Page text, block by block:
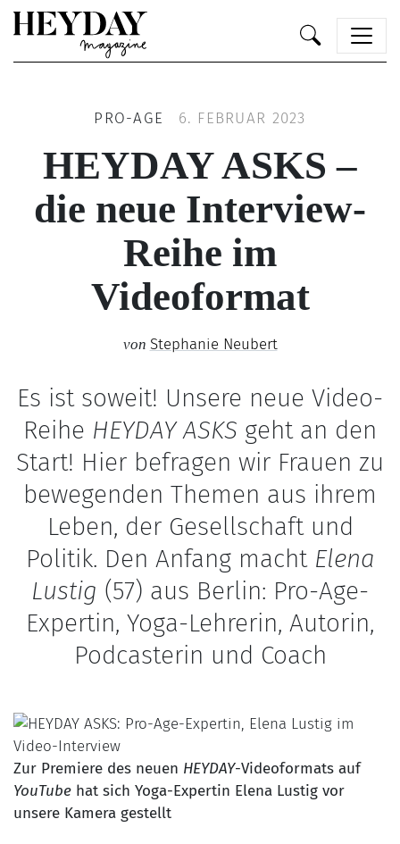
PRO-AGE 6. FEBRUAR 2023
HEYDAY ASKS –
die neue Interview-
Reihe im
Videoformat
von Stephanie Neubert
Es ist soweit! Unsere neue Video-
Reihe HEYDAY ASKS geht an den
Start! Hier befragen wir Frauen zu
bewegenden Themen aus ihrem
Leben, der Gesellschaft und
Politik. Den Anfang macht Elena
Lustig (57) aus Berlin: Pro-Age-
Expertin, Yoga-Lehrerin, Autorin,
Podcasterin und Coach
Zur Premiere des neuen HEYDAY-Videoformats auf
YouTube hat sich Yoga-Expertin Elena Lustig vor
unsere Kamera gestellt